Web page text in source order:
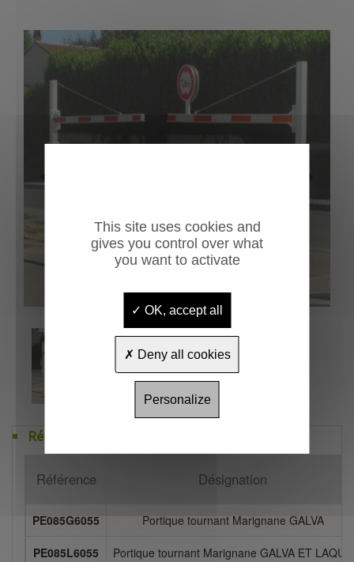
Références
Référence Désignation
PE085G6055 Portique tournant Marignane GALVA
PE085L6055 Portique tournant Marignane GALVA ET LAQUE
This site uses cookies and
gives you control over what
you want to activate
OK, accept all
Deny all cookies
Personalize